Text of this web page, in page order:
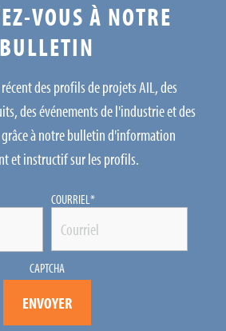
VOUS À NOTRE
BULLETIN
des profils de projets AIL, des
des événements de l'industrie et des
grâce à notre bulletin d'information
et instructif sur les profils.
COURRIEL*
CAPTCHA